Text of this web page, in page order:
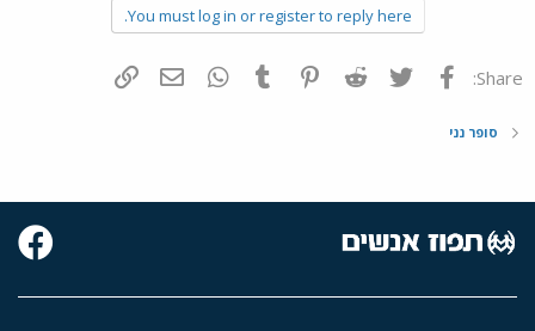
You must log in or register to reply here.
Share: פייסבוק Twitter
Reddit
Pinterest
Tumblr
WhatsAppדואר אלקטרוני
סופר נני